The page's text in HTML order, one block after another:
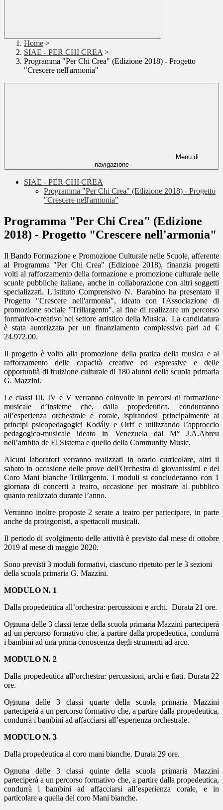
Home >
SIAE - PER CHI CREA >
Programma "Per Chi Crea" (Edizione 2018) - Progetto
"Crescere nell'armonia"
Menu di
navigazione
SIAE - PER CHI CREA
Programma "Per Chi Crea" (Edizione 2018) - Progetto
"Crescere nell'armonia"
Programma "Per Chi Crea" (Edizione
2018) - Progetto "Crescere nell'armonia"
Il Bando Formazione e Promozione Culturale nelle Scuole, afferente
al Programma "Per Chi Crea" (Edizione 2018), finanzia progetti
volti al rafforzamento della formazione e promozione culturale nelle
scuole pubbliche italiane, anche in collaborazione con altri soggetti
specializzati. L'Istituto Comprensivo N. Barabino ha presentato il
Progetto "Crescere nell'armonia", ideato con l'Associazione di
promozione sociale "Trillargento", al fine di realizzare un percorso
formativo-creativo nel settore artistico della Musica. La candidatura
è stata autorizzata per un finanziamento complessivo pari ad €
24.972,00.
Il progetto è volto alla promozione della pratica della musica e al
rafforzamento delle capacità creative ed espressive e delle
opportunità di fruizione culturale di 180 alunni della scuola primaria
G. Mazzini.
Le classi III, IV e V verranno coinvolte in percorsi di formazione
musicale d’insieme che, dalla propedeutica, condurranno
all’esperienza orchestrale e corale, ispirandosi principalmente ai
principi psicopedagogici Kodály e Orff e utilizzando l’approccio
pedagogico-musicale ideato in Venezuela dal M° J.A.Abreu
nell’ambito de El Sistema e quello della Community Music.
Alcuni laboratori verranno realizzati in orario curricolare, altri il
sabato in occasione delle prove dell'Orchestra di giovanissimi e del
Coro Mani bianche Trillargento. I moduli si concluderanno con 1
giornata di concerti a teatro, occasione per mostrare al pubblico
quanto realizzato durante l’anno.
Verranno inoltre proposte 2 serate a teatro per partecipare, in parte
anche da protagonisti, a spettacoli musicali.
Il periodo di svolgimento delle attività è previsto dal mese di ottobre
2019 al mese di maggio 2020.
Sono previsti 3 moduli formativi, ciascuno ripetuto per le 3 sezioni
della scuola primaria G. Mazzini.
MODULO N. 1
Dalla propedeutica all’orchestra: percussioni e archi. Durata 21 ore.
Ognuna delle 3 classi terze della scuola primaria Mazzini parteciperà
ad un percorso formativo che, a partire dalla propedeutica, condurrà
i bambini ad una prima conoscenza degli strumenti ad arco.
MODULO N. 2
Dalla propedeutica all’orchestra: percussioni, archi e fiati. Durata 22
ore.
Ognuna delle 3 classi quarte della scuola primaria Mazzini
parteciperà a un percorso formativo che, a partire dalla propedeutica,
condurrà i bambini ad affacciarsi all’esperienza orchestrale.
MODULO N. 3
Dalla propedeutica al coro mani bianche. Durata 29 ore.
Ognuna delle 3 classi quinte della scuola primaria Mazzini
parteciperà a un percorso formativo che, a partire dalla propedeutica,
condurrà i bambini ad affacciarsi all’esperienza corale, e in
particolare a quella del coro Mani bianche.